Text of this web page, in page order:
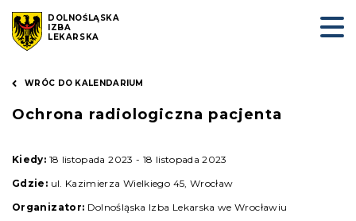
DOLNOŚLĄSKA
IZBA
LEKARSKA
WRÓC DO KALENDARIUM
Ochrona radiologiczna pacjenta
Kiedy: 18 listopada 2023 - 18 listopada 2023
Gdzie: ul. Kazimierza Wielkiego 45, Wrocław
Organizator: Dolnośląska Izba Lekarska we Wrocławiu